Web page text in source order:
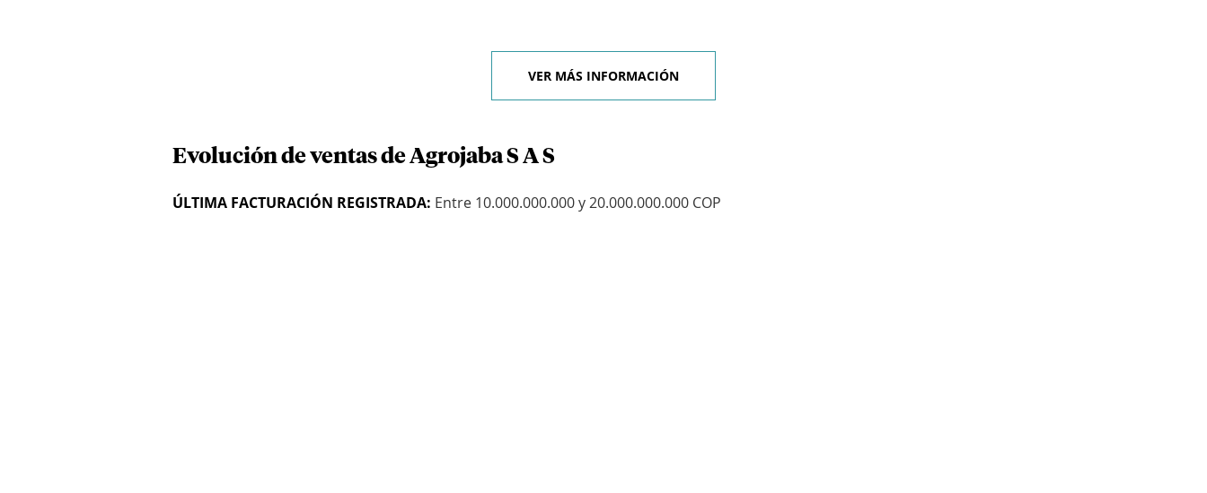
VER MÁS INFORMACIÓN
Evolución de ventas de Agrojaba S A S
ÚLTIMA FACTURACIÓN REGISTRADA: Entre 10.000.000.000 y 20.000.000.000 COP